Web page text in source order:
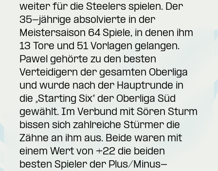
weiter für die Steelers spielen. Der
35-jährige absolvierte in der
Meistersaison 64 Spiele, in denen ihm
13 Tore und 51 Vorlagen gelangen.
Pawel gehörte zu den besten
Verteidigern der gesamten Oberliga
und wurde nach der Hauptrunde in
die „Starting Six“ der Oberliga Süd
gewählt. Im Verbund mit Sören Sturm
bissen sich zahlreiche Stürmer die
Zähne an ihm aus. Beide waren mit
einem Wert von +22 die beiden
besten Spieler der Plus/Minus-